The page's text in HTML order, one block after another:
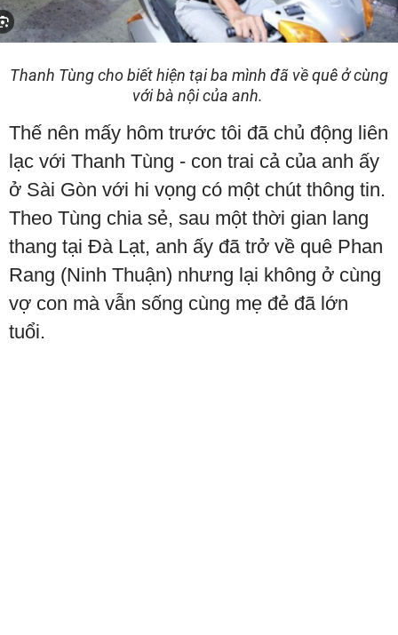
Thanh Tùng cho biết hiện tại ba mình đã về quê ở cùng
với bà nội của anh.
Thế nên mấy hôm trước tôi đã chủ động liên
lạc với Thanh Tùng - con trai cả của anh ấy
ở Sài Gòn với hi vọng có một chút thông tin.
Theo Tùng chia sẻ, sau một thời gian lang
thang tại Đà Lạt, anh ấy đã trở về quê Phan
Rang (Ninh Thuận) nhưng lại không ở cùng
vợ con mà vẫn sống cùng mẹ đẻ đã lớn
tuổi.